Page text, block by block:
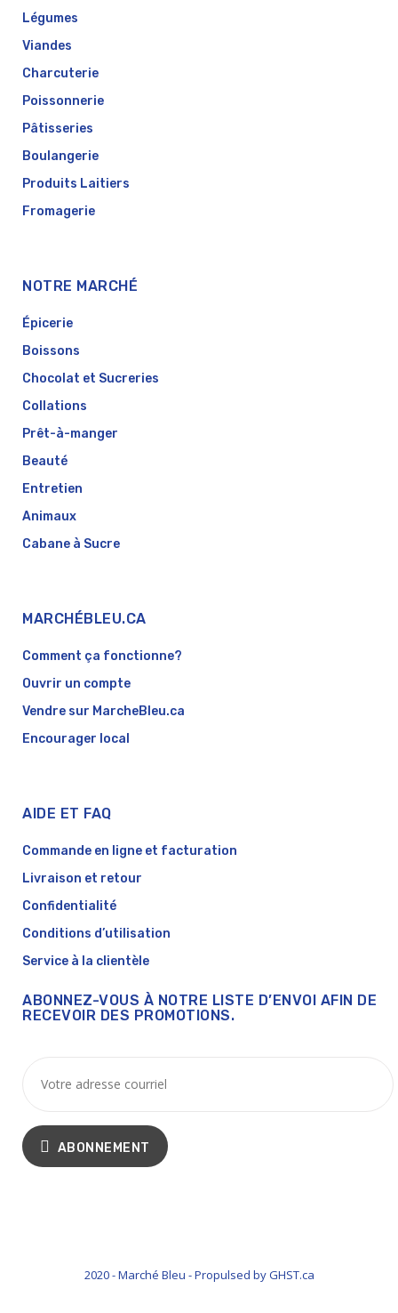
Légumes
Viandes
Charcuterie
Poissonnerie
Pâtisseries
Boulangerie
Produits Laitiers
Fromagerie
NOTRE MARCHÉ
Épicerie
Boissons
Chocolat et Sucreries
Collations
Prêt-à-manger
Beauté
Entretien
Animaux
Cabane à Sucre
MARCHÉBLEU.CA
Comment ça fonctionne?
Ouvrir un compte
Vendre sur MarcheBleu.ca
Encourager local
AIDE ET FAQ
Commande en ligne et facturation
Livraison et retour
Confidentialité
Conditions d’utilisation
Service à la clientèle
ABONNEZ-VOUS À NOTRE LISTE D’ENVOI AFIN DE
RECEVOIR DES PROMOTIONS.
ABONNEMENT
2020 - Marché Bleu - Propulsed by GHST.ca